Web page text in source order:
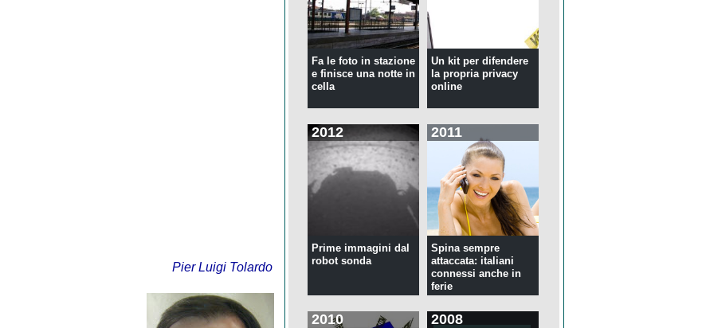
Pier Luigi Tolardo
Fa le foto in stazione
e finisce una notte in
cella
Un kit per difendere
la propria privacy
online
2012
Prime immagini dal
robot sonda
2011
Spina sempre
attaccata: italiani
connessi anche in
ferie
2010 2008